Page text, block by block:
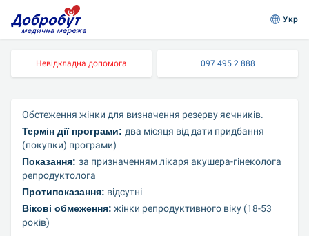
Укр
Невідкладна допомога 097 495 2 888
Обстеження жінки для визначення резерву яєчників.
Термін дії програми: два місяця від дати придбання
(покупки) програми)
Показання: за призначенням лікаря акушера-гінеколога
репродуктолога
Протипоказання: відсутні
Вікові обмеження: жінки репродуктивного віку (18-53
років)